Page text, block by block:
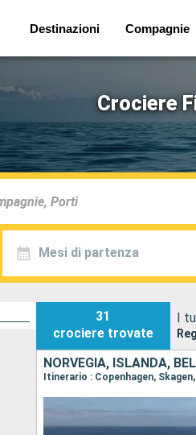
Destinazioni Compagnie
Crociere
Mesi di partenza
31
crociere trovate
I